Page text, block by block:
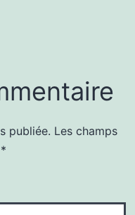
publiée. Les champs
*